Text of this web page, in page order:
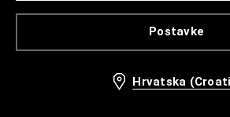
Postavke
Hrvatska